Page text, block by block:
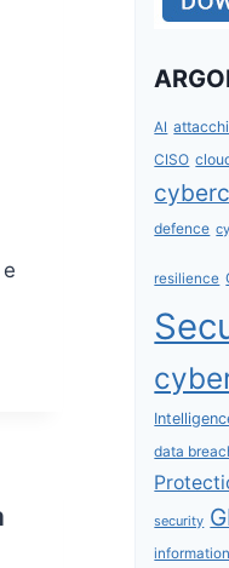
AI
CISO
defence
resilience
data
security